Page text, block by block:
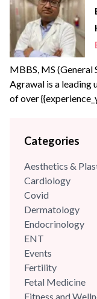
MBBS, MS
Agrawal is a leading
of over
Army Hospital
Categories
Aesthetics &
Cardiology
Covid
Dermatology
Endocrinology
ENT
Events
Fertility
Fetal Medicine
Fitness and